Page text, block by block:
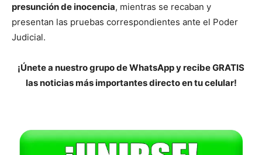
presunción de inocencia, mientras se recaban y
presentan las pruebas correspondientes ante el Poder
Judicial.
¡Únete a nuestro grupo de WhatsApp y recibe GRATIS
las noticias más importantes directo en tu celular!